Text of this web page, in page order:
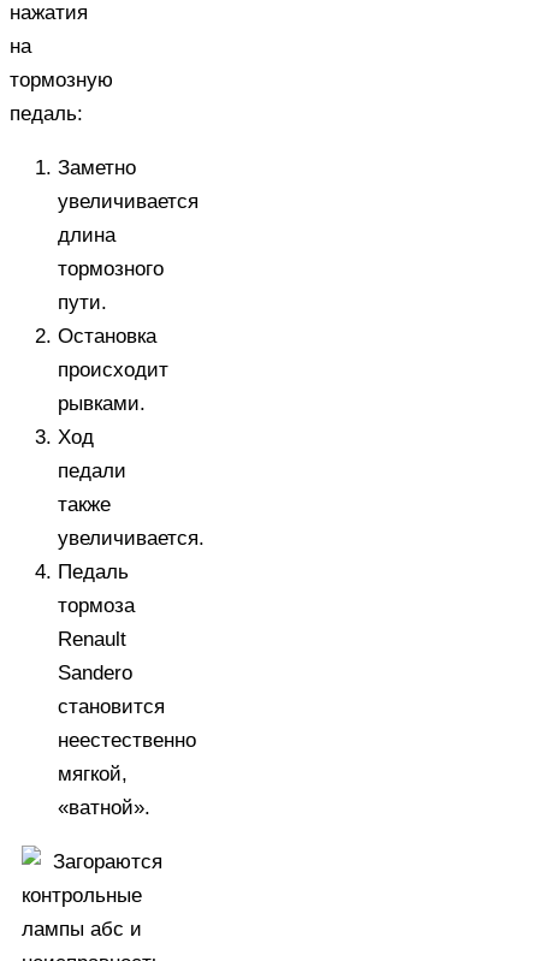
нажатия
на
тормозную
педаль:
Заметно
увеличивается
длина
тормозного
пути.
Остановка
происходит
рывками.
Ход
педали
также
увеличивается.
Педаль
тормоза
Renault
Sandero
становится
неестественно
мягкой,
«ватной».